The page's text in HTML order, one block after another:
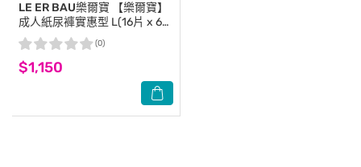
LE ER BAU樂爾寶 【樂爾寶】
成人紙尿褲實惠型 L(16片 x 6
包/箱)-黏貼式-箱購
$1,150
(0)